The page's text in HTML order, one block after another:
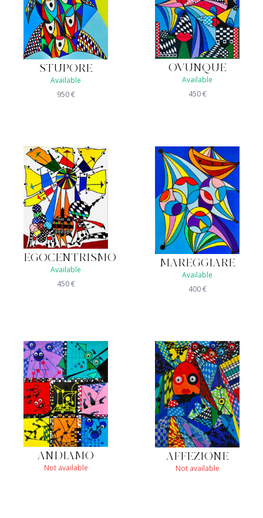
STUPORE
Available
950€
OVUNQUE
Available
450€
EGOCENTRISMO
Available
450€
MAREGGIARE
Available
400€
ANDIAMO
Not available
AFFEZIONE
Not available